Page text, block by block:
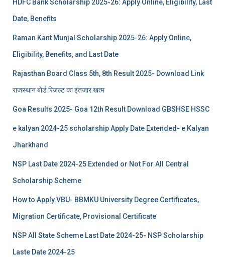
HDFC Bank Scholarship 2025-26: Apply Online, Eligibility, Last
Date, Benefits
Raman Kant Munjal Scholarship 2025-26: Apply Online,
Eligibility, Benefits, and Last Date
Rajasthan Board Class 5th, 8th Result 2025- Download Link
राजस्थान बोर्ड रिजल्‍ट का इंतजार खत्‍म
Goa Results 2025- Goa 12th Result Download GBSHSE HSSC
e kalyan 2024-25 scholarship Apply Date Extended- e Kalyan
Jharkhand
NSP Last Date 2024-25 Extended or Not For All Central
Scholarship Scheme
How to Apply VBU- BBMKU University Degree Certificates,
Migration Certificate, Provisional Certificate
NSP All State Scheme Last Date 2024-25- NSP Scholarship
Laste Date 2024-25